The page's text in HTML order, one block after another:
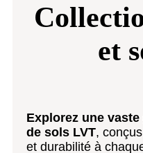
et
Explorez une
de sols LVT,
et durabilité à